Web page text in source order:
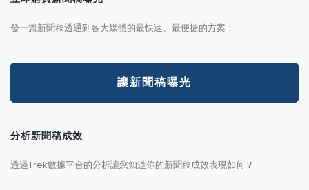
發一篇新聞稿透通到各大媒體的最快速、最便捷的方案！
讓新聞稿曝光
分析新聞稿成效
透過Trek數據平台的分析讓您知道你的新聞稿成效表現如何？